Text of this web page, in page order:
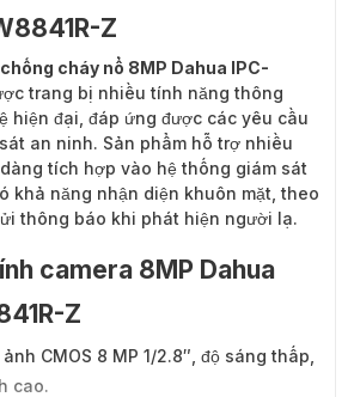
Z
cháy nổ 8MP Dahua IPC-
trang bị nhiều tính năng thông
hiện đại, đáp ứng được các yêu cầu
an ninh. Sản phẩm hỗ trợ nhiều
tích hợp vào hệ thống giám sát
khả năng nhận diện khuôn mặt, theo
thông báo khi phát hiện người lạ.
camera 8MP Dahua
Z
CMOS 8 MP 1/2.8″, độ sáng thấp,
cao.